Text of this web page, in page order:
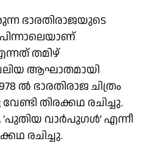
ഭാരതിരാജയുടെ
തമിഴ്
ആഘാതമായി
ൽ ഭാരതിരാജ ചിത്രം
തിരക്കഥ രചിച്ചു.
'പുതിയ വാർപുഗൾ' എന്നീ
രചിച്ചു.